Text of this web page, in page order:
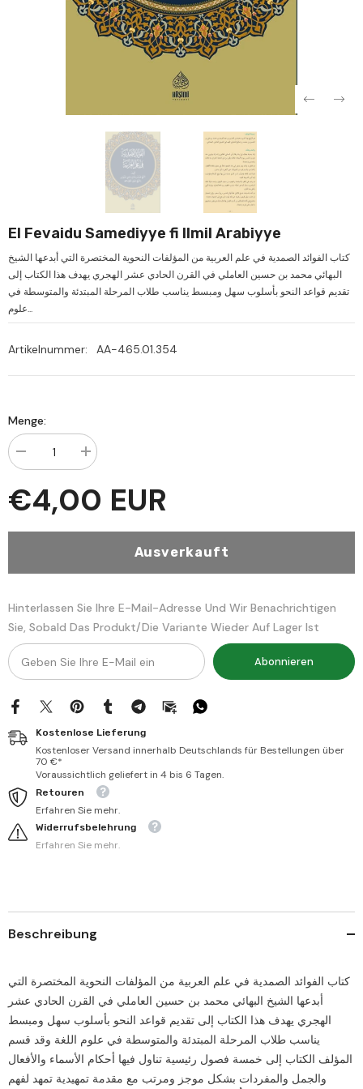
El Fevaidu Samediyye fi Ilmil Arabiyye
كتاب الفوائد الصمدية في علم العربية من المؤلفات النحوية المختصرة التي أبدعها الشيخ
البهائي محمد بن حسين العاملي في القرن الحادي عشر الهجري يهدف هذا الكتاب إلى
تقديم قواعد النحو بأسلوب سهل ومبسط يناسب طلاب المرحلة المبتدئة والمتوسطة في
علوم...
Artikelnummer: AA-465.01.354
Menge:
verringern
El
Fevaidu
Samediyye
fi
Menge
erhöhen
El
Fevaidu
fi
€4,00 EUR
Ausverkauft
Hinterlassen Sie Ihre E-Mail-Adresse Und Wir Benachrichtigen
Sie, Sobald Das Produkt/die Variante Wieder Auf Lager Ist
Abonnieren
Kostenlose Lieferung
Kostenloser Versand innerhalb Deutschlands für Bestellungen über
70 €*
Voraussichtlich geliefert in 4 bis 6 Tagen.
Retouren
Erfahren Sie mehr.
Widerrufsbelehrung
Erfahren Sie mehr.
Beschreibung
كتاب الفوائد الصمدية في علم العربية من المؤلفات النحوية المختصرة التي
أبدعها الشيخ البهائي محمد بن حسين العاملي في القرن الحادي عشر
الهجري يهدف هذا الكتاب إلى تقديم قواعد النحو بأسلوب سهل ومبسط
يناسب طلاب المرحلة المبتدئة والمتوسطة في علوم اللغة وقد قسم
المؤلف الكتاب إلى خمسة فصول رئيسية تناول فيها أحكام الأسماء والأفعال
والجمل والمفردات بشكل موجز ومرتب مع مقدمة تمهيدية تمهد لفهم